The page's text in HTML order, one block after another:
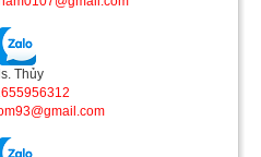
Thủy